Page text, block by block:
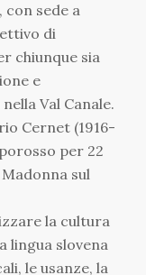
con sede a
di
chiunque sia
e
Val Canale.
Cernet (1916-
per 22
sul
la cultura
lingua slovena
le usanze, la